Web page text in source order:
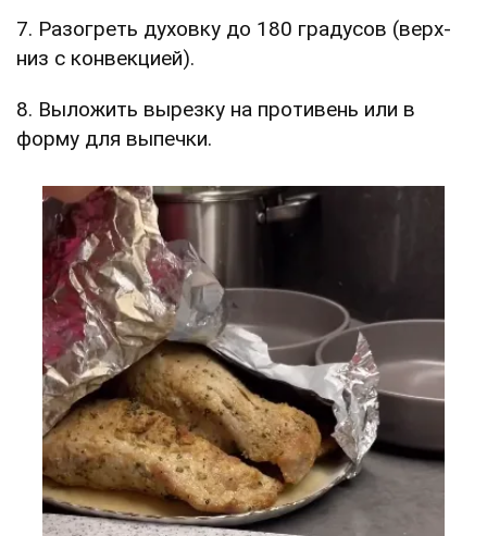
7. Разогреть духовку до 180 градусов (верх-
низ с конвекцией).
8. Выложить вырезку на противень или в
форму для выпечки.